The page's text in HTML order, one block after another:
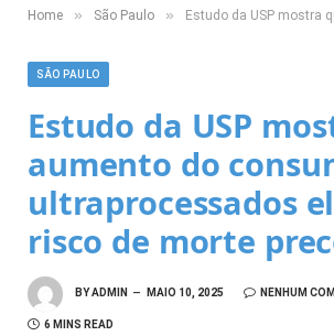
Home » São Paulo » Estudo da USP mostra que aumento do consumo de
SÃO PAULO
Estudo da USP
aumento do
ultraprocessados
risco de morte
BYADMIN MAIO 10, 2025 NENHUM
6 MINS READ